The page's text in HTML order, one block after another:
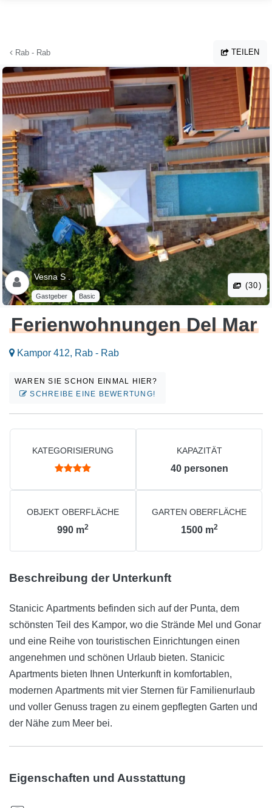
Rab - Rab TEILEN
Vesna S .
Gastgeber Basic
(30)
Ferienwohnungen Del Mar
Kampor 412, Rab - Rab
WAREN SIE SCHON EINMAL HIER?
SCHREIBE EINE BEWERTUNG!
KATEGORISIERUNG KAPAZITÄT
40 personen
OBJEKT OBERFLÄCHE
990 m2
GARTEN OBERFLÄCHE
1500 m2
Beschreibung der Unterkunft
Stanicic Apartments befinden sich auf der Punta, dem
schönsten Teil des Kampor, wo die Strände Mel und Gonar
und eine Reihe von touristischen Einrichtungen einen
angenehmen und schönen Urlaub bieten. Stanicic
Apartments bieten Ihnen Unterkunft in komfortablen,
modernen Apartments mit vier Sternen für Familienurlaub
und voller Genuss tragen zu einem gepflegten Garten und
der Nähe zum Meer bei.
Eigenschaften und Ausstattung